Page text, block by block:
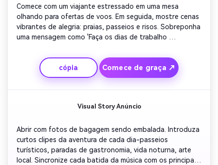
Comece com um viajante estressado em uma mesa
olhando para ofertas de voos. Em seguida, mostre cenas
vibrantes de alegria: praias, passeios e risos. Sobreponha
uma mensagem como 'Faça os dias de trabalho
rápidas para realçar o contraste. Terminar com um CTA
amigável para planejar uma viagem agora.
cópia Comece de graça ↗
Visual Story Anúncio
Abrir com fotos de bagagem sendo embalada. Introduza
curtos clipes da aventura de cada dia-passeios
turísticos, paradas de gastronomia, vida noturna, arte
local. Sincronize cada batida da música com os principais